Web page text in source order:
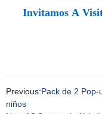
Invitamos A
Previous:Pack de 2
niños